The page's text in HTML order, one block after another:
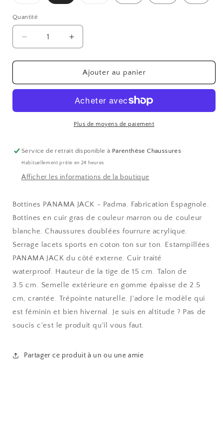
épuisée
indisponible
épuisée
Quantité
Réduire
la
quantité
PADMA
Augmenter
la
quantité
PADMA
Ajouter au panier
Plus de moyens de paiement
Service de retrait disponible à Parenthèse Chaussures
Habituellement prête en 24 heures
Afficher les informations de la boutique
Bottines PANAMA JACK - Padma. Fabrication Espagnole.
Bottines en cuir gras de couleur marron ou de couleur
blanche. Chaussures doublées fourrure acrylique.
Serrage lacets sports en coton ton sur ton. Estampillées
PANAMA JACK du côté externe. Cuir traité
waterproof. Hauteur de la tige de 15 cm. Talon de
3.5 cm. Semelle extérieure en gomme épaisse de 2.5
cm, crantée. Trépointe naturelle. J'adore le modèle qui
est féminin et bien hivernal. Je suis en altitude ? Pas de
soucis c'est le produit qu'il vous faut.
Partager ce produit à un ou une amie